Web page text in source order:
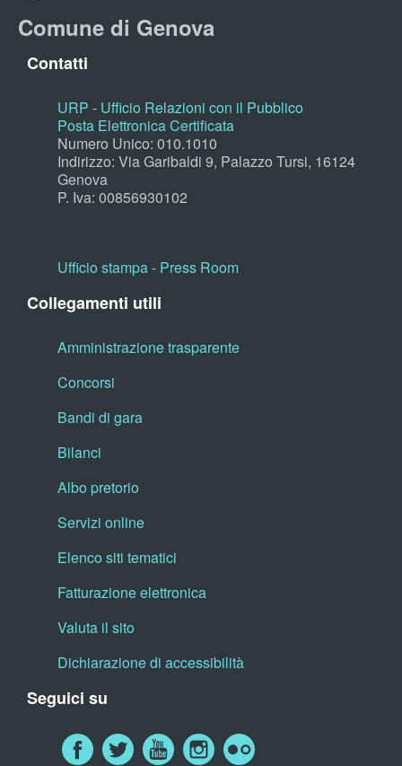
Comune di Genova
Contatti
URP - Ufficio Relazioni con il Pubblico
Posta Elettronica Certificata
Numero Unico: 010.1010
Indirizzo: Via Garibaldi 9, Palazzo Tursi, 16124
Genova
P. Iva: 00856930102
Ufficio stampa - Press Room
Collegamenti utili
Amministrazione trasparente
Concorsi
Bandi di gara
Bilanci
Albo pretorio
Servizi online
Elenco siti tematici
Fatturazione elettronica
Valuta il sito
Dichiarazione di accessibilità
Seguici su